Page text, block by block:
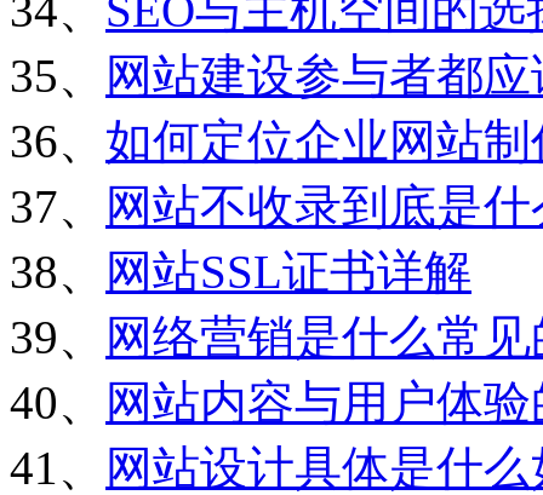
35、
网站建设参与者都
36、 如何定位企业网站
37、
网站不收录到底是
38、
网站SSL证书详解
39、
网络营销是什么常
40、
网站内容与用户体
41、
网站设计具体是什